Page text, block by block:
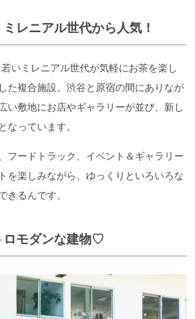
レニアル世代から人気！
若いミレニアル世代が気軽にお茶を楽し
た複合施設。渋谷と原宿の間にありなが
い敷地にお店やギャラリーが並び、新し
なっています。
フードトラック、イベント＆ギャラリー
を楽しみながら、ゆっくりといろいろな
きるんです。
ロモダンな建物♡